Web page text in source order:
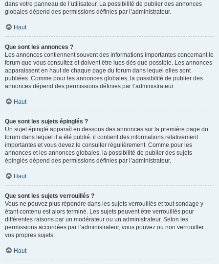
dans votre panneau de l’utilisateur. La possibilité de publier des annonces
globales dépend des permissions définies par l’administrateur.
Haut
Que sont les annonces ?
Les annonces contiennent souvent des informations importantes concernant le
forum que vous consultez et doivent être lues dès que possible. Les annonces
apparaissent en haut de chaque page du forum dans lequel elles sont
publiées. Comme pour les annonces globales, la possibilité de publier des
annonces dépend des permissions définies par l’administrateur.
Haut
Que sont les sujets épinglés ?
Un sujet épinglé apparaît en dessous des annonces sur la première page du
forum dans lequel il a été publié. il contient des informations relativement
importantes et vous devez le consulter régulièrement. Comme pour les
annonces et les annonces globales, la possibilité de publier des sujets
épinglés dépend des permissions définies par l’administrateur.
Haut
Que sont les sujets verrouillés ?
Vous ne pouvez plus répondre dans les sujets verrouillés et tout sondage y
étant contenu est alors terminé. Les sujets peuvent être verrouillés pour
différentes raisons par un modérateur ou un administrateur. Selon les
permissions accordées par l’administrateur, vous pouvez ou non verrouiller
vos propres sujets.
Haut